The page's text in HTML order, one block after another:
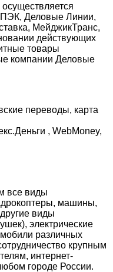
Деловые Линии,
МейджикТранс,
действующих
товары
компании Деловые
переводы, карта
, WebMoney,
все виды
машины,
виды
электрические
различных
крупным
интернет-
городе России.